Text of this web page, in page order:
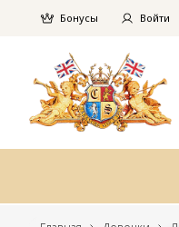
Бонусы Войти